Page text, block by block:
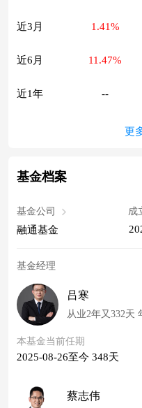
近3月 1.41%
近6月 11.47%
近1年 --
更
基金档案
基金公司
融通基金
成
基金经理
吕寒
从业2年又332天
本基金当前任期
2025-08-26至今 348天
蔡志伟